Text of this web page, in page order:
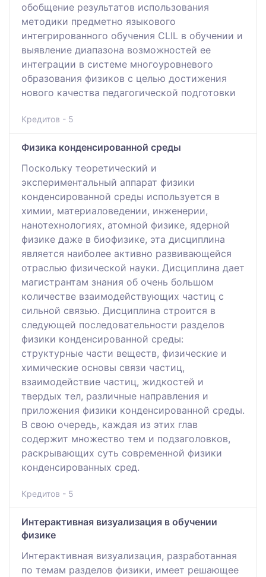
обобщение результатов использования
методики предметно языкового
интегрированного обучения CLIL в обучении и
выявление диапазона возможностей ее
интеграции в системе многоуровневого
образования физиков с целью достижения
нового качества педагогической подготовки
Кредитов - 5
Физика конденсированной среды
Поскольку теоретический и
экспериментальный аппарат физики
конденсированной среды используется в
химии, материаловедении, инженерии,
нанотехнологиях, атомной физике, ядерной
физике даже в биофизике, эта дисциплина
является наиболее активно развивающейся
отраслью физической науки. Дисциплина дает
магистрантам знания об очень большом
количестве взаимодействующих частиц с
сильной связью. Дисциплина строится в
следующей последовательности разделов
физики конденсированной среды:
структурные части веществ, физические и
химические основы связи частиц,
взаимодействие частиц, жидкостей и
твердых тел, различные направления и
приложения физики конденсированной среды.
В свою очередь, каждая из этих глав
содержит множество тем и подзаголовков,
раскрывающих суть современной физики
конденсированных сред.
Кредитов - 5
Интерактивная визуализация в обучении
физике
Интерактивная визуализация, разработанная
по темам разделов физики, имеет решающее